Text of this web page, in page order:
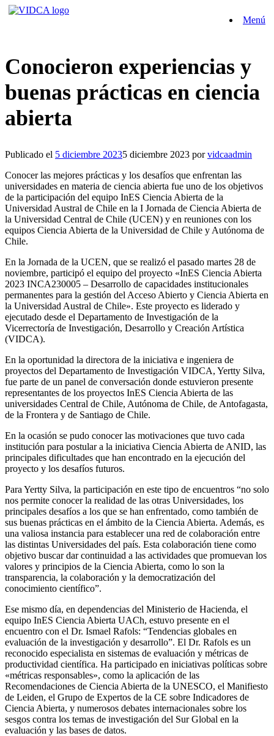
Saltar
Menú
Conocieron experiencias y
buenas prácticas en ciencia
abierta
Publicado el 5 diciembre 20235 diciembre 2023 porvidcaadmin
Conocer las mejores prácticas y los desafíos que enfrentan las
universidades en materia de ciencia abierta fue uno de los objetivos
de la participación del equipo InES Ciencia Abierta de la
Universidad Austral de Chile en la I Jornada de Ciencia Abierta de
la Universidad Central de Chile (UCEN) y en reuniones con los
equipos Ciencia Abierta de la Universidad de Chile y Autónoma de
Chile.
En la Jornada de la UCEN, que se realizó el pasado martes 28 de
noviembre, participó el equipo del proyecto «InES Ciencia Abierta
2023 INCA230005 – Desarrollo de capacidades institucionales
permanentes para la gestión del Acceso Abierto y Ciencia Abierta en
la Universidad Austral de Chile». Este proyecto es liderado y
ejecutado desde el Departamento de Investigación de la
Vicerrectoría de Investigación, Desarrollo y Creación Artística
(VIDCA).
En la oportunidad la directora de la iniciativa e ingeniera de
proyectos del Departamento de Investigación VIDCA, Yertty Silva,
fue parte de un panel de conversación donde estuvieron presente
representantes de los proyectos InES Ciencia Abierta de las
universidades Central de Chile, Autónoma de Chile, de Antofagasta,
de la Frontera y de Santiago de Chile.
En la ocasión se pudo conocer las motivaciones que tuvo cada
institución para postular a la iniciativa Ciencia Abierta de ANID, las
principales dificultades que han encontrado en la ejecución del
proyecto y los desafíos futuros.
Para Yertty Silva, la participación en este tipo de encuentros “no solo
nos permite conocer la realidad de las otras Universidades, los
principales desafíos a los que se han enfrentado, como también de
sus buenas prácticas en el ámbito de la Ciencia Abierta. Además, es
una valiosa instancia para establecer una red de colaboración entre
las distintas Universidades del país. Esta colaboración tiene como
objetivo buscar dar continuidad a las actividades que promuevan los
valores y principios de la Ciencia Abierta, como lo son la
transparencia, la colaboración y la democratización del
conocimiento científico”.
Ese mismo día, en dependencias del Ministerio de Hacienda, el
equipo InES Ciencia Abierta UACh, estuvo presente en el
encuentro con el Dr. Ismael Rafols: “Tendencias globales en
evaluación de la investigación y desarrollo”. El Dr. Rafols es un
reconocido especialista en sistemas de evaluación y métricas de
productividad científica. Ha participado en iniciativas políticas sobre
«métricas responsables», como la aplicación de las
Recomendaciones de Ciencia Abierta de la UNESCO, el Manifiesto
de Leiden, el Grupo de Expertos de la CE sobre Indicadores de
Ciencia Abierta, y numerosos debates internacionales sobre los
sesgos contra los temas de investigación del Sur Global en la
evaluación y las bases de datos.